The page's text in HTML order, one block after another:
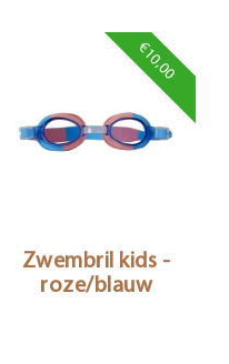
€10,00
Zwembril kids -
roze/blauw